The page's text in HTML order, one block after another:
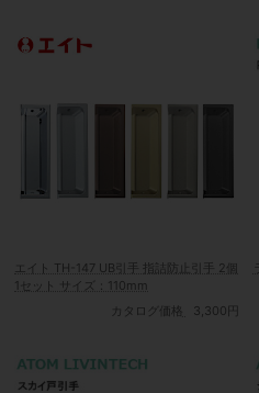
エイト TH-147 UB引手 指詰防止引手 2個
1セット サイズ：110mm
カタログ価格
3,300円